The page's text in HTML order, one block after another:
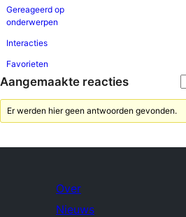
Gereageerd op
onderwerpen
Interacties
Favorieten
Aangemaakte reacties
Er werden hier geen antwoorden gevonden.
Over
Nieuws